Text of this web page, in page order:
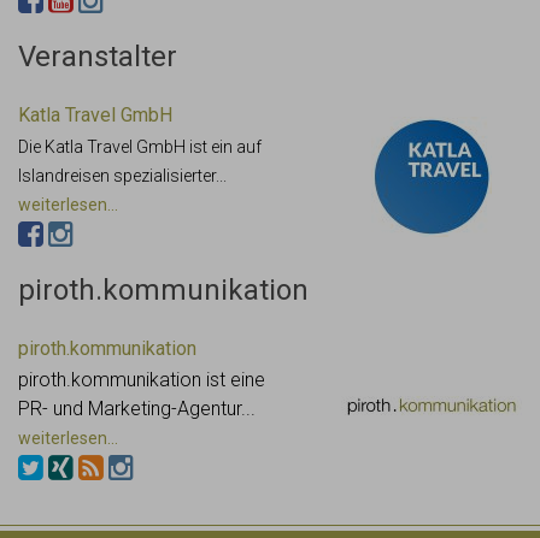
Veranstalter
Katla Travel GmbH
Die Katla Travel GmbH ist ein auf
Islandreisen spezialisierter...
weiterlesen...
piroth.kommunikation
piroth.kommunikation
piroth.kommunikation ist eine
PR- und Marketing-Agentur...
weiterlesen...